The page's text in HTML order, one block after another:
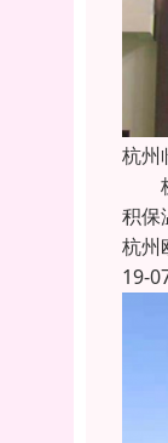
杭州
杭
积保
杭州
19-